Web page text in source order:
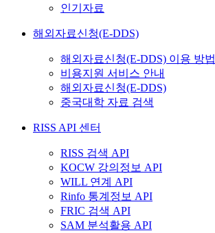
인기자료
해외자료신청(E-DDS)
해외자료신청(E-DDS) 이용 방법
비용지원 서비스 안내
해외자료신청(E-DDS)
중국대학 자료 검색
RISS API 센터
RISS 검색 API
KOCW 강의정보 API
WILL 연계 API
Rinfo 통계정보 API
FRIC 검색 API
SAM 분석활용 API